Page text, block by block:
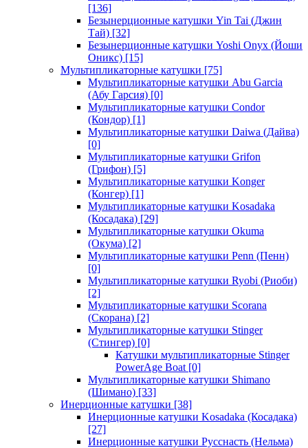
[136]
Безынерционные катушки Yin Tai (Джин
Тай) [32]
Безынерционные катушки Yoshi Onyx (Йоши
Оникс) [15]
Мультипликаторные катушки [75]
Мультипликаторные катушки Abu Garcia
(Абу Гарсия) [0]
Мультипликаторные катушки Condor
(Кондор) [1]
Мультипликаторные катушки Daiwa (Дайва)
[0]
Мультипликаторные катушки Grifon
(Грифон) [5]
Мультипликаторные катушки Konger
(Конгер) [1]
Мультипликаторные катушки Kosadaka
(Косадака) [29]
Мультипликаторные катушки Okuma
(Окума) [2]
Мультипликаторные катушки Penn (Пенн)
[0]
Мультипликаторные катушки Ryobi (Риоби)
[2]
Мультипликаторные катушки Scorana
(Скорана) [2]
Мультипликаторные катушки Stinger
(Стингер) [0]
Катушки мультипликаторные Stinger
PowerAge Boat [0]
Мультипликаторные катушки Shimano
(Шимано) [33]
Инерционные катушки [38]
Инерционные катушки Kosadaka (Косадака)
[27]
Инерционные катушки Русснасть (Нельма)